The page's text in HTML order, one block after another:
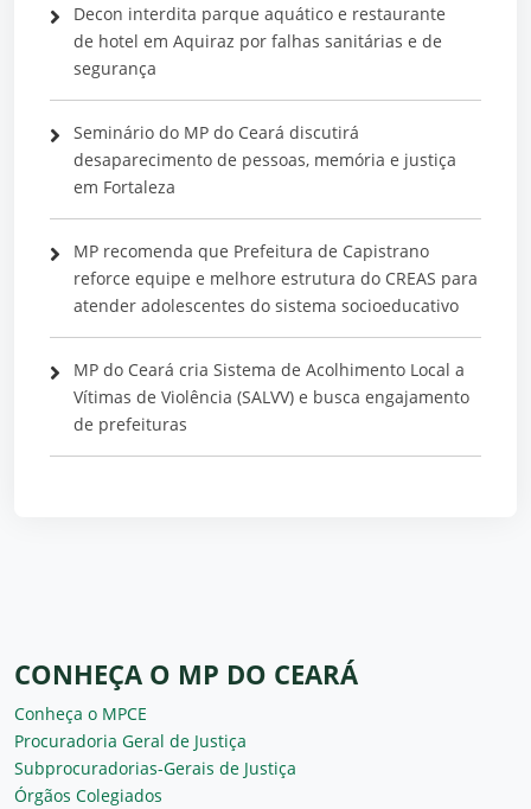
Decon interdita parque aquático e restaurante
de hotel em Aquiraz por falhas sanitárias e de
segurança
Seminário do MP do Ceará discutirá
desaparecimento de pessoas, memória e justiça
em Fortaleza
MP recomenda que Prefeitura de Capistrano
reforce equipe e melhore estrutura do CREAS para
atender adolescentes do sistema socioeducativo
MP do Ceará cria Sistema de Acolhimento Local a
Vítimas de Violência (SALVV) e busca engajamento
de prefeituras
CONHEÇA O MP DO CEARÁ
Conheça o MPCE
Procuradoria Geral de Justiça
Subprocuradorias-Gerais de Justiça
Órgãos Colegiados